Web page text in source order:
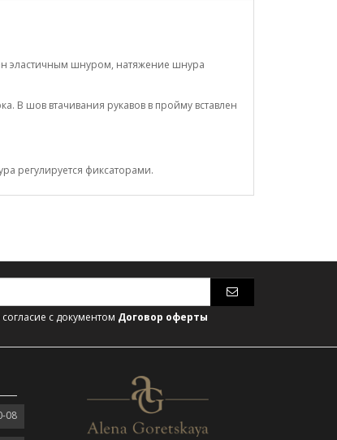
эластичным шнуром, натяжение шнура
В шов втачивания рукавов в пройму вставлен
регулируется фиксаторами.
с документом Договор оферты
08